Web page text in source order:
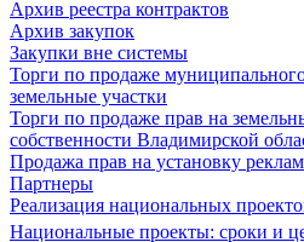
Архив реестра контрактов
Архив закупок
Закупки вне системы
Торги по продаже
земельные участки
Торги по продаже прав на
собственности Владимирской
Продажа прав на установку
Партнеры
Реализация национальных
Национальные проекты: сроки и